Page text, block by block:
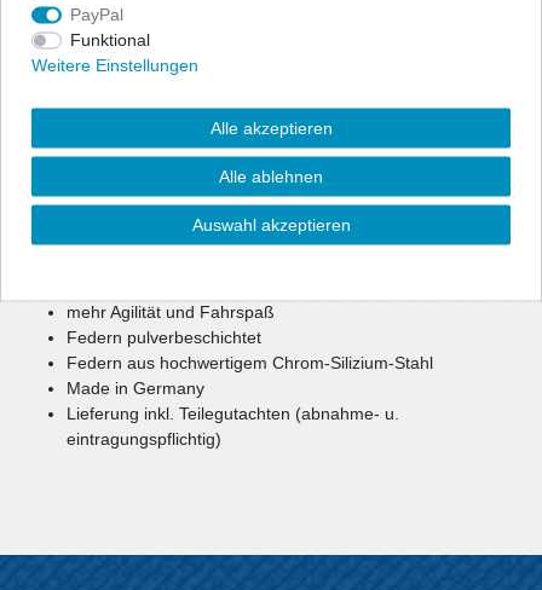
Zur optischen Reduzierung der Fahrzeughöhe bietet ap eine
Bei einer Tieferlegung bis zu ca. 40 mm können weiterhin die
Seriendämpfer verwendet werden.
Bei größerer Tieferlegung oder Keilform werden gekürzte
mehr Agilität und Fahrspaß
Federn pulverbeschichtet
Federn aus hochwertigem Chrom-Silizium-Stahl
Made in Germany
Lieferung inkl. Teilegutachten (abnahme- u.
eintragungspflichtig)
PayPal
Funktional
Weitere Einstellungen
Alle akzeptieren
Alle ablehnen
Auswahl akzeptieren